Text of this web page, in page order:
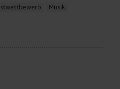
Musik